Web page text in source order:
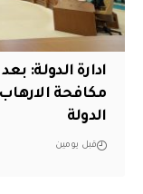
مكافحة
الدولة
قبل يومين